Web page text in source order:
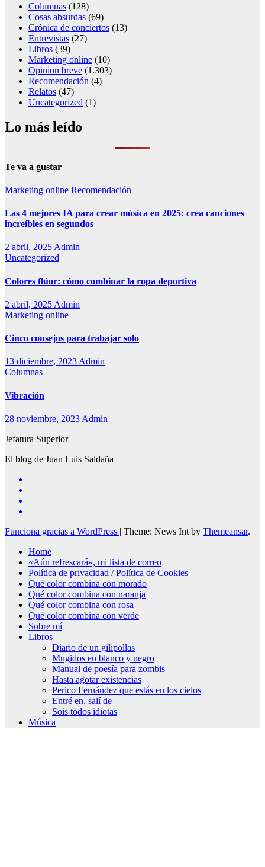
Columnas (128)
Cosas absurdas (69)
Crónica de conciertos (13)
Entrevistas (27)
Libros (39)
Marketing online (10)
Opinion breve (1.303)
Recomendación (4)
Relatos (47)
Uncategorized (1)
Lo más leído
Te va a gustar
Marketing online Recomendación
Las 4 mejores IA para crear música en 2025: crea canciones
increíbles en segundos
2 abril, 2025Admin
Uncategorized
Colores flúor: cómo combinar la ropa deportiva
2 abril, 2025 Admin
Marketing online
Cinco consejos para trabajar solo
13 diciembre, 2023Admin
Columnas
Vibración
28 noviembre, 2023 Admin
Jefatura Superior
El blog de Juan Luis Saldaña
Funciona gracias a WordPress | Theme: News Int by Themeansar.
Home
«Aún refrescará», mi lista de correo
Política de privacidad / Política de Cookies
Qué color combina con morado
Qué color combina con naranja
Qué color combina con rosa
Qué color combina con verde
Sobre mí
Libros
Diario de un gilipollas
Mugidos en blanco y negro
Manual de poesía para zombis
Hasta agotar existencias
Perico Fernández que estás en los cielos
Entré en, salí de
Sois todos idiotas
Música